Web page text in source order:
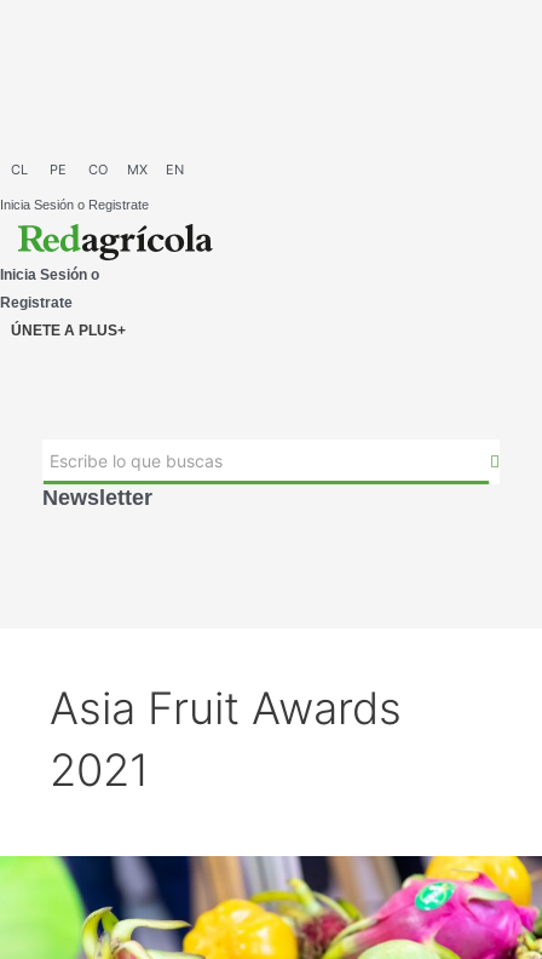
Inicia Sesión o Registrate
Inicia Sesión o
Registrate
ÚNETE A PLUS+
Newsletter
Asia Fruit Awards
2021
Asia